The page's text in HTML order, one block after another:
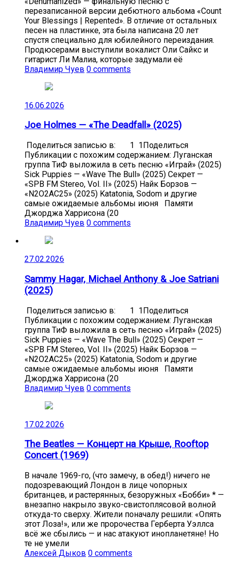
перезаписанной версии дебютного альбома «Count
Your Blessings | Repented». В отличие от остальных
песен на пластинке, эта была написана 20 лет
спустя специально для юбилейного переиздания.
Продюсерами выступили вокалист Оли Сайкс и
гитарист Ли Малиа, которые задумали её
Владимир Чуев 0 comments
16.06.2026
Joe Holmes — «The Deadfall» (2025)
Поделиться записью в: 1 1Поделиться
Публикации с похожим содержанием: Луганская
группа ТиФ выложила в сеть песню «Играй» (2025)
Sick Puppies — «Wave The Bull» (2025) Секрет —
«SPB FM Stereo, Vol. II» (2025) Найк Борзов —
«N2O2AC25» (2025) Katatonia, Sodom и другие
самые ожидаемые альбомы июня Памяти
Джорджа Харрисона (20
Владимир Чуев 0 comments
27.02.2026
Sammy Hagar, Michael Anthony & Joe Satriani
(2025)
Поделиться записью в: 1 1Поделиться
Публикации с похожим содержанием: Луганская
группа ТиФ выложила в сеть песню «Играй» (2025)
Sick Puppies — «Wave The Bull» (2025) Секрет —
«SPB FM Stereo, Vol. II» (2025) Найк Борзов —
«N2O2AC25» (2025) Katatonia, Sodom и другие
самые ожидаемые альбомы июня Памяти
Джорджа Харрисона (20
Владимир Чуев 0 comments
17.02.2026
The Beatles — Концерт на Крыше, Rooftop
Concert (1969)
В начале 1969-го, (что замечу, в обед!) ничего не
подозревающий Лондон в лице чопорных
британцев, и растерянных, безоружных «Бобби» * —
внезапно накрыло звуко-свистоплясовой волной
откуда-то сверху. Жители поначалу решили: «Опять
этот Лоза!», или же пророчества Герберта Уэллса
всё же сбылись — и нас атакуют инопланетяне! Но
те не умели
Алексей Дыков 0 comments